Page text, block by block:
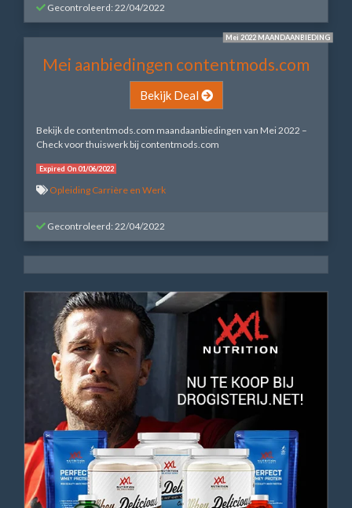
Gecontroleerd: 22/04/2022
Mei 2022 MAANDAANBIEDING
Mei aanbiedingen contentmods.com
Bekijk Deal
Bekijk de contentmods.com maandaanbiedingen van Mei 2022 –
Check voor thuiswerk bij contentmods.com
Expired On 01/06/2022
Opleiding Carrière en Werk
Gecontroleerd: 22/04/2022